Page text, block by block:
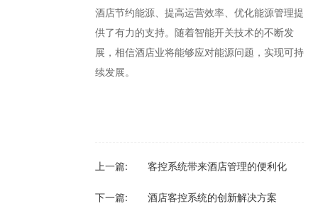
酒店节约能源、提高运营效率、优化能源管理提
供了有力的支持。随着智能开关技术的不断发
展，相信酒店业将能够应对能源问题，实现可持
续发展。
上一篇: 客控系统带来酒店管理的便利化
下一篇: 酒店客控系统的创新解决方案